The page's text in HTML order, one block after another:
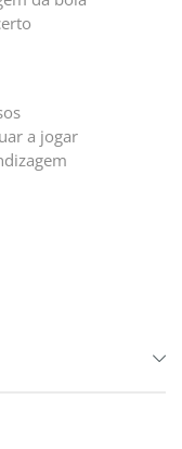
a jogar